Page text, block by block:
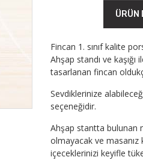
ÜRÜN
Fincan 1. sınıf kalite
Ahşap standı ve
tasarlanan fincan
Sevdiklerinize
seçeneğidir.
Ahşap stantta bulunan
olmayacak ve masanız
içeceklerinizi keyifle